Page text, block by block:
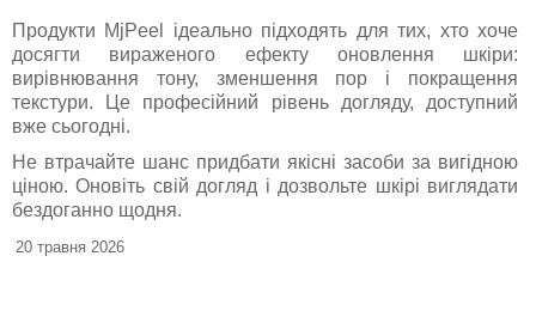
Продукти MjPeel ідеально підходять для тих, хто хоче
досягти вираженого ефекту оновлення шкіри:
вирівнювання тону, зменшення пор і покращення
текстури. Це професійний рівень догляду, доступний
вже сьогодні.
Не втрачайте шанс придбати якісні засоби за вигідною
ціною. Оновіть свій догляд і дозвольте шкірі виглядати
бездоганно щодня.
20 травня 2026